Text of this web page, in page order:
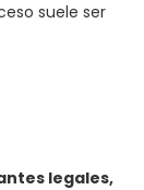
suele ser
legales,